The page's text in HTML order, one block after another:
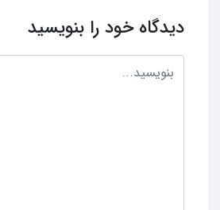
دیدگاه خود را بنویسید